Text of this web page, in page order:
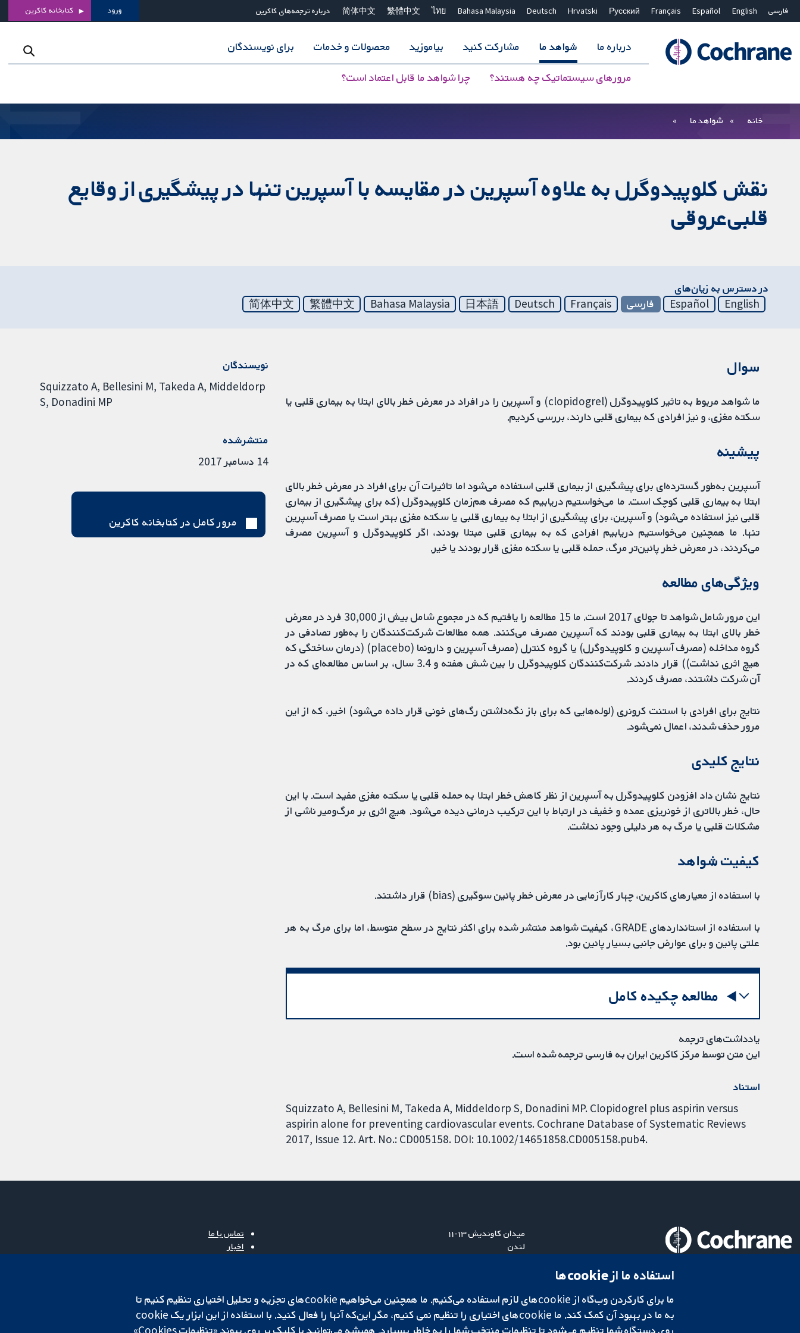
فارسی English
Español
Français
Русский
Hrvatski
Deutsch
Bahasa Malaysia
ไทย
繁體中文
简体中文 درباره ترجمه‌های کاکرین ورود کتابخانه کاکرین
درباره ما شواهد ما
مرورهای سیستماتیک چه هستند؟ چرا شواهد ما قابل اعتماد است؟
مشارکت کنید بیاموزید محصولات و خدمات برای نویسندگان
بستن جستجو ✖
خانه شواهد ما
نقش کلوپیدوگرل به علاوه آسپرین در مقایسه با آسپرین تنها در پیشگیری از وقایع
قلبی‌عروقی
در دسترس به زیان‌های
English
Español فارسی Français
Deutsch
日本語
Bahasa Malaysia
繁體中文
简体中文
سوال
ما شواهد مربوط به تاثیر کلوپیدوگرل (clopidogrel) و آسپرین را در افراد در معرض خطر بالای ابتلا به بیماری قلبی یا
سکته مغزی، و نیز افرادی که بیماری قلبی دارند، بررسی کردیم.
پیشینه
آسپرین به‌طور گسترده‌ای برای پیشگیری از بیماری قلبی استفاده می‌شود اما تاثیرات آن برای افراد در معرض خطر بالای
ابتلا به بیماری قلبی کوچک است. ما می‌خواستیم دریابیم که مصرف هم‌زمان کلوپیدوگرل (که برای پیشگیری از بیماری
قلبی نیز استفاده می‌شود) و آسپرین، برای پیشگیری از ابتلا به بیماری قلبی یا سکته مغزی بهتر است یا مصرف آسپرین
تنها. ما همچنین می‌خواستیم دریابیم افرادی که به بیماری قلبی مبتلا بودند، اگر کلوپیدوگرل و آسپرین مصرف
می‌کردند، در معرض خطر پائین‌تر مرگ، حمله قلبی یا سکته مغزی قرار بودند یا خیر.
ویژگی‌های مطالعه
این مرور شامل شواهد تا جولای 2017 است. ما 15 مطالعه را یافتیم که در مجموع شامل بیش از 30,000 فرد در معرض
خطر بالای ابتلا به بیماری قلبی بودند که آسپرین مصرف می‌کنند. همه مطالعات شرکت‌کنندگان را به‌طور تصادفی در
گروه مداخله (مصرف آسپرین و کلوپیدوگرل) یا گروه کنترل (مصرف آسپرین و دارونما (placebo) (درمان ساختگی که
هیچ اثری نداشت)) قرار دادند. شرکت‌کنندگان کلوپیدوگرل را بین شش هفته و 3.4 سال، بر اساس مطالعه‌ای که در
آن‌ شرکت داشتند، مصرف کردند.
نتایج برای افرادی با استنت کرونری ‌(لوله‌هایی که برای باز نگه‌داشتن رگ‌های خونی قرار داده می‌شود) اخیر، که از این
مرور حذف شدند، اعمال نمی‌شود.
‌نتایج کلیدی
نتایج نشان داد افزودن کلوپیدوگرل به آسپرین از نظر کاهش خطر ابتلا به حمله قلبی یا سکته مغزی مفید است. با این
‌حال، خطر بالاتری از خونریزی عمده و خفیف در ارتباط با این ترکیب درمانی دیده می‌شود. هیچ اثری بر مرگ‌ومیر ناشی از
مشکلات قلبی یا مرگ به هر دلیلی وجود نداشت.
کیفیت شواهد
با استفاده از معیارهای کاکرین، چهار کارآزمایی در معرض خطر پائین سوگیری (bias) قرار داشتند.
با استفاده از استانداردهای GRADE، کیفیت شواهد منتشر شده برای اکثر نتایج در سطح متوسط، اما برای مرگ به هر
علتی پائین و برای عوارض جانبی بسیار پائین بود.
مطالعه چکیده کامل
یادداشت‌های ترجمه
این متن توسط مرکز کاکرین ایران به فارسی ترجمه شده است.
استناد
Squizzato A, Bellesini M, Takeda A, Middeldorp S, Donadini MP. Clopidogrel plus aspirin versus
aspirin alone for preventing cardiovascular events. Cochrane Database of Systematic Reviews
2017, Issue 12. Art. No.: CD005158. DOI: 10.1002/14651858.CD005158.pub4.
نویسندگان
Squizzato A Bellesini M Takeda A Middeldorp
S Donadini MP
منتشرشده
14 دسامبر 2017
مرور کامل در کتابخانه کاکرین
میدان کاوندیش ۱۳-۱۱
لندن
تماس با ما
اخبار
Cochrane Library
استفاده ما از cookie‌ها
ما برای کارکردن وب‌گاه از cookie‌های لازم استفاده می‌کنیم. ما همچنین می‌خواهیم cookie‌های تجزیه و تحلیل اختیاری تنظیم کنیم تا
روی دستگاه شما تنظیم می‌شود تا تنظیمات منتخب شما را به خاطر بسپارد. همیشه می‌توانید با کلیک بر روی پیوند «تنظیمات Cookies»